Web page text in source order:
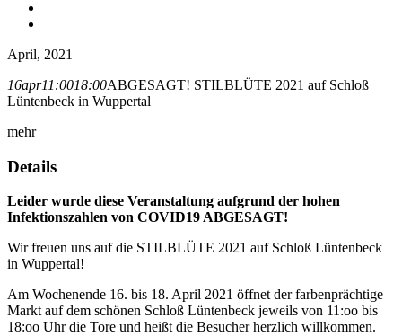
April, 2021
16apr11:0018:00ABGESAGT! STILBLÜTE 2021 auf Schloß
Lüntenbeck in Wuppertal
mehr
Details
Leider wurde diese Veranstaltung aufgrund der hohen
Infektionszahlen von COVID19 ABGESAGT!
Wir freuen uns auf die STILBLÜTE 2021 auf Schloß Lüntenbeck
in Wuppertal!
Am Wochenende 16. bis 18. April 2021 öffnet der farbenprächtige
Markt auf dem schönen Schloß Lüntenbeck jeweils von 11:oo bis
18:oo Uhr die Tore und heißt die Besucher herzlich willkommen.